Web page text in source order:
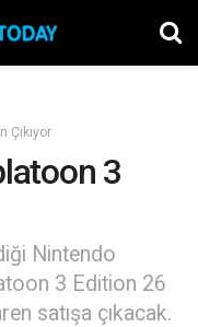
Çıkıyor
3
Nintendo
3 Edition 26
satışa çıkacak.